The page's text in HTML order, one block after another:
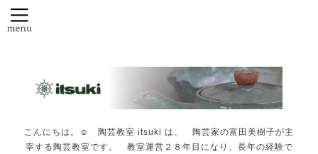
こんにちは。☺️ 陶芸教室 itsuki は、 陶芸家の富田美樹子が主
宰する陶芸教室です。 教室運営２８年目になり、長年の経験で